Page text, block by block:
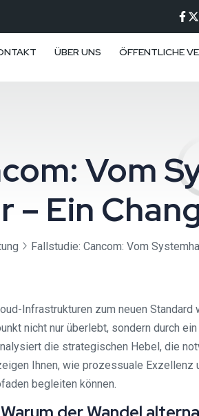
ÜBER UNS ÖFFENTLICHE
Vom
– Ein
Fallstudie: Cancom: Vom
Infrastrukturen zum neuen
nicht nur überlebt, sondern durch
die strategischen Hebel, die
Ihnen, wie prozessuale
begleiten können.